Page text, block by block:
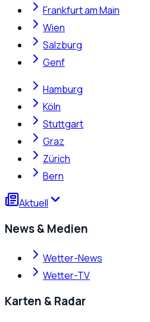
Frankfurt am Main
Wien
Salzburg
Genf
Hamburg
Köln
Stuttgart
Graz
Zürich
Bern
Aktuell
News & Medien
Wetter-News
Wetter-TV
Karten & Radar